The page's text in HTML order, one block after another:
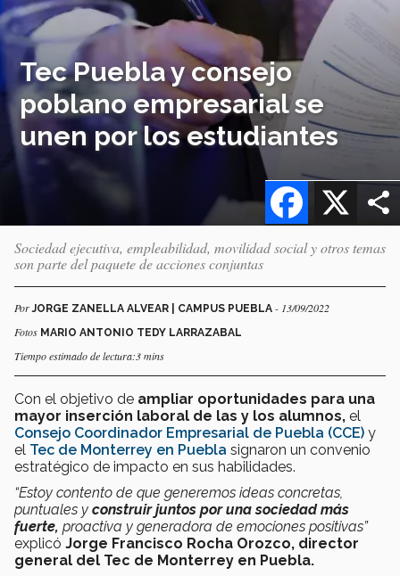
Tec Puebla y consejo
poblano empresarial se
unen por los estudiantes
X
Facebook
Sociedad ejecutiva, empleabilidad, movilidad social y otros temas
son parte del paquete de acciones conjuntas
PorJORGE ZANELLA ALVEAR | CAMPUS PUEBLA - 13/09/2022
Fotos MARIO ANTONIO TEDY LARRAZABAL
Tiempo estimado de lectura:3 mins
Con el objetivo de ampliar oportunidades para una
mayor inserción laboral de las y los alumnos, el
Consejo Coordinador Empresarial de Puebla (CCE) y
el Tec de Monterrey en Puebla signaron un convenio
estratégico de impacto en sus habilidades.
“Estoy contento de que generemos ideas concretas,
puntuales y construir juntos por una sociedad más
fuerte, proactiva y generadora de emociones positivas”
explicó Jorge Francisco Rocha Orozco, director
general del Tec de Monterrey en Puebla.